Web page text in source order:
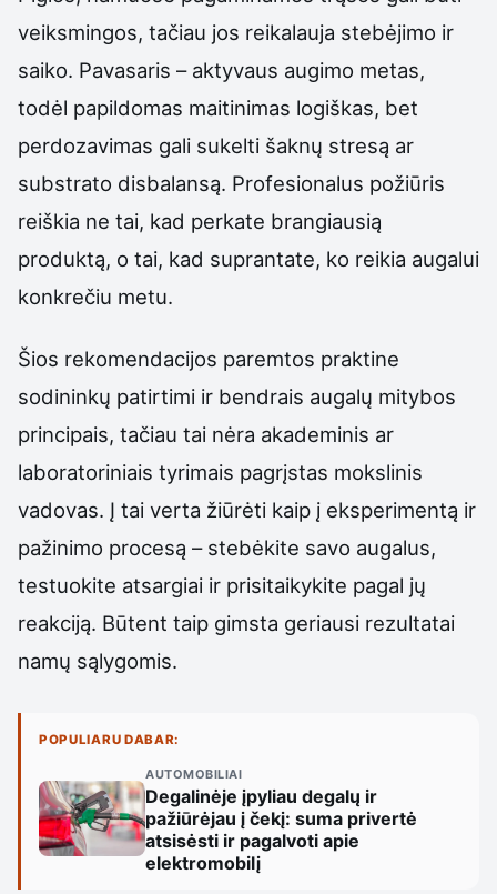
veiksmingos, tačiau jos reikalauja stebėjimo ir
saiko. Pavasaris – aktyvaus augimo metas,
todėl papildomas maitinimas logiškas, bet
perdozavimas gali sukelti šaknų stresą ar
substrato disbalansą. Profesionalus požiūris
reiškia ne tai, kad perkate brangiausią
produktą, o tai, kad suprantate, ko reikia augalui
konkrečiu metu.
Šios rekomendacijos paremtos praktine
sodininkų patirtimi ir bendrais augalų mitybos
principais, tačiau tai nėra akademinis ar
laboratoriniais tyrimais pagrįstas mokslinis
vadovas. Į tai verta žiūrėti kaip į eksperimentą ir
pažinimo procesą – stebėkite savo augalus,
testuokite atsargiai ir prisitaikykite pagal jų
reakciją. Būtent taip gimsta geriausi rezultatai
namų sąlygomis.
POPULIARU DABAR:
AUTOMOBILIAI
Degalinėje įpyliau degalų ir
pažiūrėjau į čekį: suma privertė
atsisėsti ir pagalvoti apie
elektromobilį